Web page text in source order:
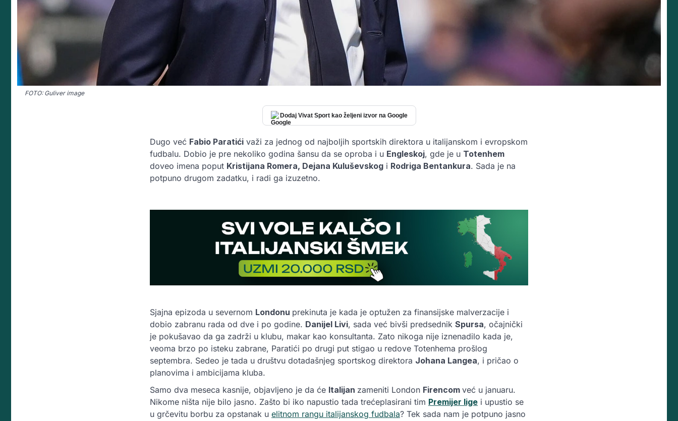
FOTO: Guliver image
Dodaj Vivat Sport kao željeni izvor na Google
Dugo već Fabio Paratići važi za jednog od najboljih sportskih direktora u italijanskom i evropskom
fudbalu. Dobio je pre nekoliko godina šansu da se oproba i u Engleskoj, gde je u Totenhem
doveo imena poput Kristijana Romera, Dejana Kuluševskog i Rodriga Bentankura. Sada je na
potpuno drugom zadatku, i radi ga izuzetno.
Sjajna epizoda u severnom Londonu prekinuta je kada je optužen za finansijske malverzacije i
dobio zabranu rada od dve i po godine. Danijel Livi, sada već bivši predsednik Spursa, očajnički
je pokušavao da ga zadrži u klubu, makar kao konsultanta. Zato nikoga nije iznenadilo kada je,
veoma brzo po isteku zabrane, Paratići po drugi put stigao u redove Totenhema prošlog
septembra. Sedeo je tada u društvu dotadašnjeg sportskog direktora Johana Langea, i pričao o
planovima i ambicijama kluba.
Samo dva meseca kasnije, objavljeno je da će Italijan zameniti London Firencom već u januaru.
Nikome ništa nije bilo jasno. Zašto bi iko napustio tada trećeplasirani tim Premijer lige i upustio se
u grčevitu borbu za opstanak u elitnom rangu italijanskog fudbala? Tek sada nam je potpuno jasno